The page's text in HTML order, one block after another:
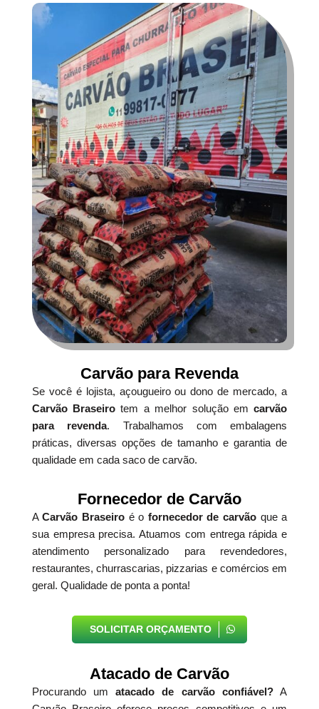
Carvão para Revenda
Se você é lojista, açougueiro ou dono de mercado, a
Carvão Braseiro tem a melhor solução emcarvão
para revenda. Trabalhamos com embalagens
práticas, diversas opções de tamanho e garantia de
qualidade em cada saco de carvão.
Fornecedor de Carvão
ACarvão Braseiro é o fornecedor de carvão que a
sua empresa precisa. Atuamos com entrega rápida e
atendimento personalizado para revendedores,
restaurantes, churrascarias, pizzarias e comércios em
geral. Qualidade de ponta a ponta!
SOLICITAR ORÇAMENTO
Atacado de Carvão
Procurando umatacado de carvão confiável?A